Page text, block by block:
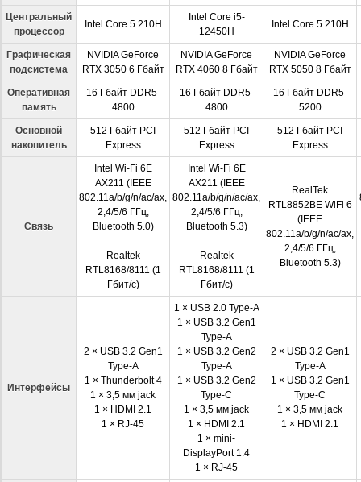
Центральный
процессор
Intel Core 5 210H
Intel Core i5-
12450H
Intel Core 5 210H
Графическая
подсистема
NVIDIA GeForce
RTX 3050 6 Гбайт
NVIDIA GeForce
RTX 4060 8 Гбайт
NVIDIA GeForce
RTX 5050 8 Гбайт
Оперативная
память
16 Гбайт DDR5-
4800
16 Гбайт DDR5-
4800
16 Гбайт DDR5-
5200
Основной
накопитель
512 Гбайт PCI
Express
512 Гбайт PCI
Express
512 Гбайт PCI
Express
Связь
Intel Wi-Fi 6E
AX211 (IEEE
802.11a/b/g/n/ac/ax,
2,4/5/6 ГГц,
Bluetooth 5.0)
Realtek
RTL8168/8111 (1
Гбит/с)
Intel Wi-Fi 6E
AX211 (IEEE
802.11a/b/g/n/ac/ax,
2,4/5/6 ГГц,
Bluetooth 5.3)
Realtek
RTL8168/8111 (1
Гбит/с)
RealTek
RTL8852BE WiFi 6
(IEEE
802.11a/b/g/n/ac/ax,
2,4/5/6 ГГц,
Bluetooth 5.3)
Интерфейсы
2 × USB 3.2 Gen1
Type-A
1 × Thunderbolt 4
1 × 3,5 мм jack
1 × HDMI 2.1
1 × RJ-45
1 × USB 2.0 Type-A
1 × USB 3.2 Gen1
Type-A
1 × USB 3.2 Gen2
Type-A
1 × USB 3.2 Gen2
Type-C
1 × 3,5 мм jack
1 × HDMI 2.1
1 × mini-
DisplayPort 1.4
1 × RJ-45
2 × USB 3.2 Gen1
Type-A
1 × USB 3.2 Gen1
Type-C
1 × 3,5 мм jack
1 × HDMI 2.1